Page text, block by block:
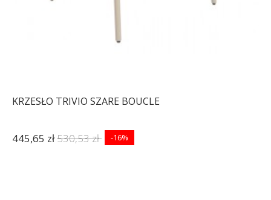
KRZESŁO TRIVIO SZARE BOUCLE
445,65 zł530,53 zł -16%